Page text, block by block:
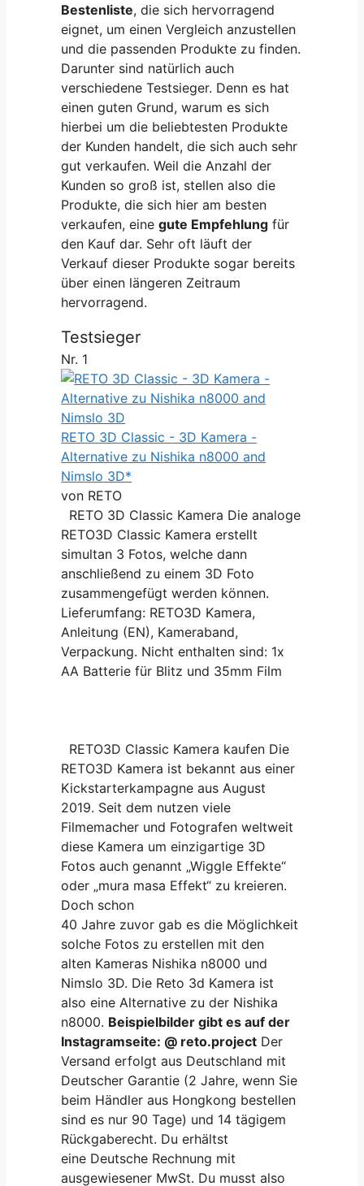
Bestenliste, die sich hervorragend
eignet, um einen Vergleich anzustellen
und die passenden Produkte zu finden.
Darunter sind natürlich auch
verschiedene Testsieger. Denn es hat
einen guten Grund, warum es sich
hierbei um die beliebtesten Produkte
der Kunden handelt, die sich auch sehr
gut verkaufen. Weil die Anzahl der
Kunden so groß ist, stellen also die
Produkte, die sich hier am besten
verkaufen, einegute Empfehlung für
den Kauf dar. Sehr oft läuft der
Verkauf dieser Produkte sogar bereits
über einen längeren Zeitraum
hervorragend.
Testsieger
Nr. 1
RETO 3D Classic - 3D Kamera -
Alternative zu Nishika n8000 and
Nimslo 3D*
von RETO
RETO 3D Classic Kamera Die analoge
RETO3D Classic Kamera erstellt
simultan 3 Fotos, welche dann
anschließend zu einem 3D Foto
zusammengefügt werden können.
Lieferumfang: RETO3D Kamera,
Anleitung (EN), Kameraband,
Verpackung. Nicht enthalten sind: 1x
AA Batterie für Blitz und 35mm Film
RETO3D Classic Kamera kaufen Die
RETO3D Kamera ist bekannt aus einer
Kickstarterkampagne aus August
2019. Seit dem nutzen viele
Filmemacher und Fotografen weltweit
diese Kamera um einzigartige 3D
Fotos auch genannt „Wiggle Effekte“
oder „mura masa Effekt“ zu kreieren.
Doch schon
40 Jahre zuvor gab es die Möglichkeit
solche Fotos zu erstellen mit den
alten Kameras Nishika n8000 und
Nimslo 3D. Die Reto 3d Kamera ist
also eine Alternative zu der Nishika
n8000. Beispielbilder gibt es auf der
Instagramseite: @ reto.project Der
Versand erfolgt aus Deutschland mit
Deutscher Garantie (2 Jahre, wenn Sie
beim Händler aus Hongkong bestellen
sind es nur 90 Tage) und 14 tägigem
Rückgaberecht. Du erhältst
eine Deutsche Rechnung mit
ausgewiesener MwSt. Du musst also